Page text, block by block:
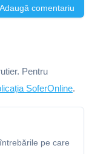
Adaugă comentariu
Pentru
SoferOnline.
pe care